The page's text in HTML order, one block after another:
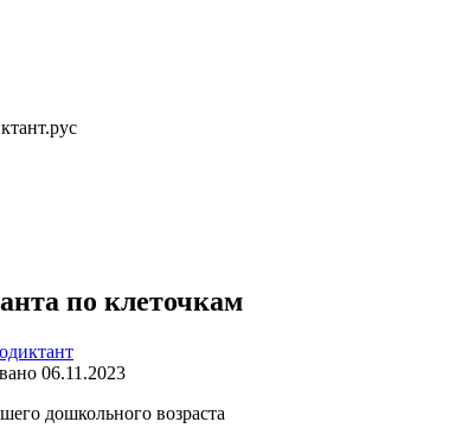
по клеточкам
06.11.2023
дошкольного возраста